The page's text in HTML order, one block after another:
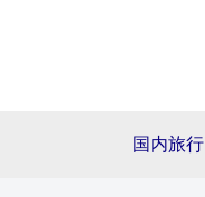
国内旅行